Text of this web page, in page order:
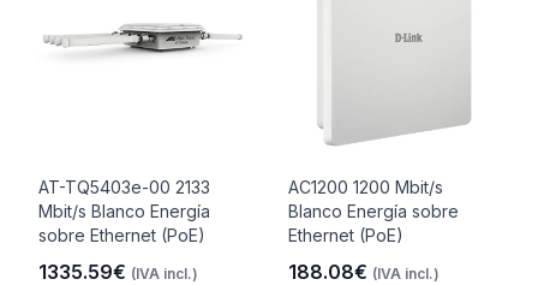
AT-TQ5403e-00 2133
Mbit/s Blanco Energía
sobre Ethernet (PoE)
1335.59€ (IVA incl.)
AC1200 1200 Mbit/s
Blanco Energía sobre
Ethernet (PoE)
188.08€ (IVA incl.)